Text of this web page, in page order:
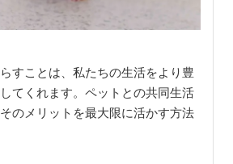
すことは、私たちの生活をより豊
てくれます。ペットとの共同生活
のメリットを最大限に活かす方法